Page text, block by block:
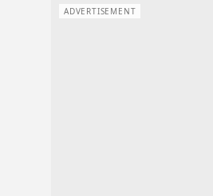
ADVERTISEMENT